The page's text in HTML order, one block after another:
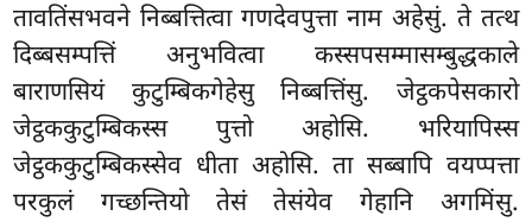
तावतिंसभवने निब्बत्तित्वा गणदेवपुत्ता नाम अहेसुं. ते तत्थ
दिब्बसम्पत्तिं अनुभवित्वा कस्सपसम्मासम्बुद्धकाले
बाराणसियं कुटुम्बिकगेहेसु निब्बत्तिंसु. जेट्ठकपेसकारो
जेट्ठककुटुम्बिकस्स पुत्तो अहोसि. भरियापिस्स
जेट्ठककुटुम्बिकस्सेव धीता अहोसि. ता सब्बापि वयप्पत्ता
परकुलं गच्छन्तियो तेसं तेसंयेव गेहानि अगमिंसु.